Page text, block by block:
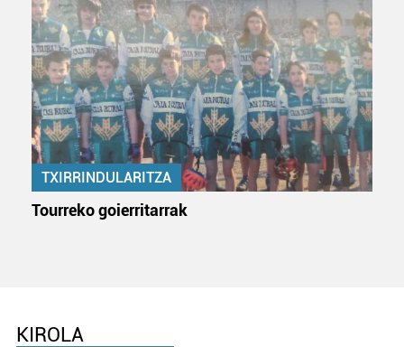
TXIRRINDULARITZA
Tourreko goierritarrak
KIROLA